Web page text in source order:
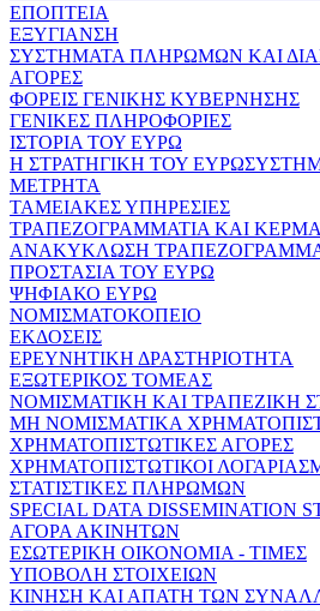
ΕΠΟΠΤΕΙΑ
ΕΞΥΓΙΑΝΣΗ
ΣΥΣΤΗΜΑΤΑ ΠΛΗΡΩΜΩΝ ΚΑΙ
ΑΓΟΡΕΣ
ΦΟΡΕΙΣ ΓΕΝΙΚΗΣ ΚΥΒΕΡΝΗΣΗΣ
ΓΕΝΙΚΕΣ ΠΛΗΡΟΦΟΡΙΕΣ
ΙΣΤΟΡΙΑ ΤΟΥ ΕΥΡΩ
Η ΣΤΡΑΤΗΓΙΚΗ ΤΟΥ
ΜΕΤΡΗΤΑ
ΤΑΜΕΙΑΚΕΣ ΥΠΗΡΕΣΙΕΣ
ΤΡΑΠΕΖΟΓΡΑΜΜΑΤΙΑ ΚΑΙ
ΑΝΑΚΥΚΛΩΣΗ
ΠΡΟΣΤΑΣΙΑ ΤΟΥ ΕΥΡΩ
ΨΗΦΙΑΚΟ ΕΥΡΩ
ΝΟΜΙΣΜΑΤΟΚΟΠΕΙΟ
ΕΚΔΟΣΕΙΣ
ΕΡΕΥΝΗΤΙΚΗ ΔΡΑΣΤΗΡΙΟΤΗΤΑ
ΕΞΩΤΕΡΙΚΟΣ ΤΟΜΕΑΣ
ΝΟΜΙΣΜΑΤΙΚΗ ΚΑΙ ΤΡΑΠΕΖΙΚΗ
ΜΗ ΝΟΜΙΣΜΑΤΙΚΑ
ΧΡΗΜΑΤΟΠΙΣΤΩΤΙΚΕΣ ΑΓΟΡΕΣ
ΧΡΗΜΑΤΟΠΙΣΤΩΤΙΚΟΙ
ΣΤΑΤΙΣΤΙΚΕΣ ΠΛΗΡΩΜΩΝ
SPECIAL DATA DISSEMINATION
ΑΓΟΡΑ ΑΚΙΝΗΤΩΝ
ΕΣΩΤΕΡΙΚΗ ΟΙΚΟΝΟΜΙΑ - ΤΙΜΕΣ
ΥΠΟΒΟΛΗ ΣΤΟΙΧΕΙΩΝ
ΚΙΝΗΣΗ ΚΑΙ ΑΠΑΤΗ ΤΩΝ